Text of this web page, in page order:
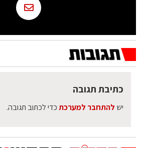
כתיבת תגובה
יש להתחבר למערכתכדי לכתוב תגובה.